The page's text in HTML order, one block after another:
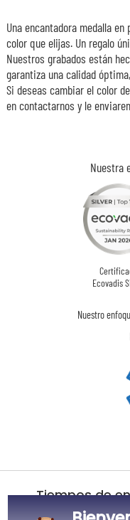
Nuestra
Ecovadis
Nuestro
Una encantadora medalla
color que elijas. Un regalo
Nuestros grabados están
garantiza una calidad
Si deseas cambiar el color
en contactarnos y le
Tiempos de